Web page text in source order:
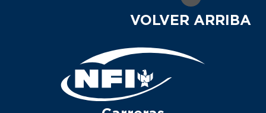
VOLVER ARRIBA